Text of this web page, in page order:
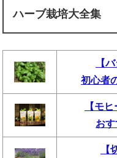
ハーブ栽培大全集
【
初心者
【モ
お
【